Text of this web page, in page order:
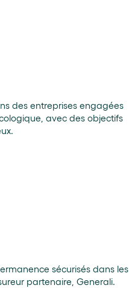
des entreprises engagées
avec des objectifs
sécurisés dans les
partenaire, Generali.